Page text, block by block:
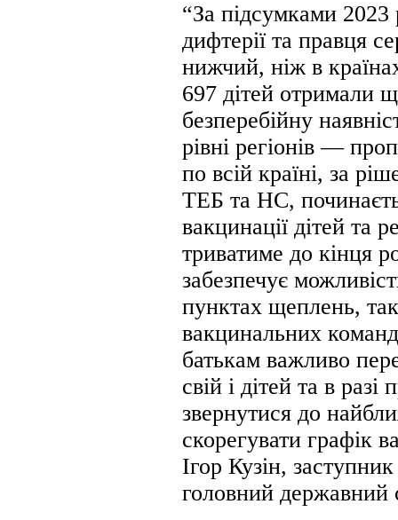
“За підсумками 2023
дифтерії та правця
нижчий, ніж в
697 дітей отримали
безперебійну
рівні регіонів —
по всій країні, за
ТЕБ та НС,
вакцинації дітей та
триватиме до кінця
забезпечує
пунктах щеплень, так
вакцинальних
батькам важливо
свій і дітей та в
звернутися до
скорегувати графік
Ігор Кузін,
головний державний